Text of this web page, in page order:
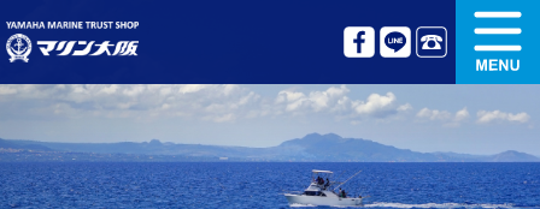
中古艇情報
オリジナル艤装 ボート免許講習